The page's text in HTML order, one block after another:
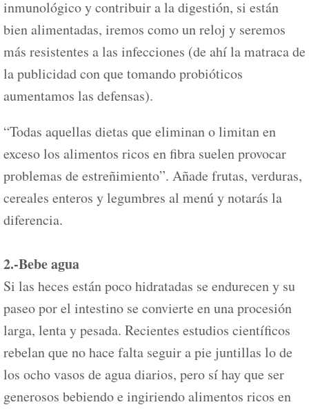
inmunológico y contribuir a la digestión, si están
bien alimentadas, iremos como un reloj y seremos
más resistentes a las infecciones (de ahí la matraca de
la publicidad con que tomando probióticos
aumentamos las defensas).
“Todas aquellas dietas que eliminan o limitan en
exceso los alimentos ricos en fibra suelen provocar
problemas de estreñimiento”. Añade frutas, verduras,
cereales enteros y legumbres al menú y notarás la
diferencia.
2.-Bebe agua
Si las heces están poco hidratadas se endurecen y su
paseo por el intestino se convierte en una procesión
larga, lenta y pesada. Recientes estudios científicos
rebelan que no hace falta seguir a pie juntillas lo de
los ocho vasos de agua diarios, pero sí hay que ser
generosos bebiendo e ingiriendo alimentos ricos en